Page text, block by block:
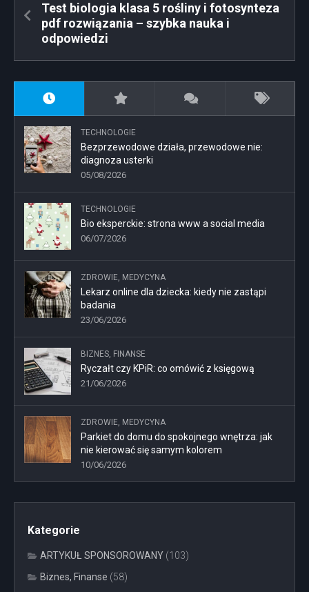
Test biologia klasa 5 rośliny i fotosynteza
pdf rozwiązania – szybka nauka i
odpowiedzi
TECHNOLOGIE
Bezprzewodowe działa, przewodowe nie:
diagnoza usterki
05/08/2026
TECHNOLOGIE
Bio eksperckie: strona www a social media
06/07/2026
ZDROWIE, MEDYCYNA
Lekarz online dla dziecka: kiedy nie zastąpi
badania
23/06/2026
BIZNES, FINANSE
Ryczałt czy KPiR: co omówić z księgową
21/06/2026
ZDROWIE, MEDYCYNA
Parkiet do domu do spokojnego wnętrza: jak
nie kierować się samym kolorem
10/06/2026
Kategorie
ARTYKUŁ SPONSOROWANY (103)
Biznes, Finanse (58)